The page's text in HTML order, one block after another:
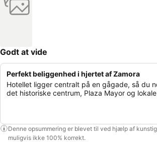
Godt at vide
Perfekt beliggenhed i hjertet af Zamora
Hotellet ligger centralt på en gågade, så du
det historiske centrum, Plaza Mayor og
Denne opsummering er blevet til ved hjælp af
muligvis ikke 100% korrekt.